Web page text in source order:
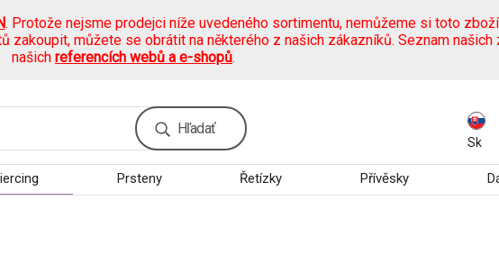
. Protože nejsme prodejci níže uvedeného sortimentu, nemůžeme si toto
můžete se obrátit na některého z našich zákazníků. Seznam našich
našich referencích webů a e-shopů.
Hľadať
Sk
Prsteny Řetízky Přívěsky